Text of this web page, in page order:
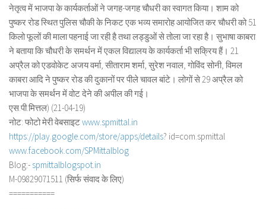
नेतृत्व में भाजपा के कार्यकर्ताओं ने जगह-जगह चौधरी का स्वागत किया। शाम को
पुष्कर रोड स्थित पुलिस चौकी के निकट एक भव्य समारोह आयोजित कर चौधरी को 51
किलो फूलों की माला पहनाई जा रही है तथा लड्डुओं से तोला जा रहा है। सुभाषा काबरा
ने बताया कि चौधरी के समर्थन में एकल विद्यालय के कार्यकर्ता भी सक्रिय हैं। 21
अप्रैल को एडवोकेट अजय वर्मा, सीताराम शर्मा, सुरेश नवाल, गोविंद सोनी, विमल
काबरा आदि ने पुष्कर रोड की दुकानों पर पीले चावल बांटे। लोगों से 29 अप्रैल को
भाजपा के समर्थन में वोट देने की अपील की गई।
एस.पी.मित्तल) (21-04-19)
नोट: फोटो मेरी वेबसाइटwww.spmittal.in
https://play.google.com/store/apps/details? id=com.spmittal
www.facebook.com/SPMittalblog
Blog:- spmittalblogspot.in
M-09829071511 (सिर्फ संवाद के लिए)
===========